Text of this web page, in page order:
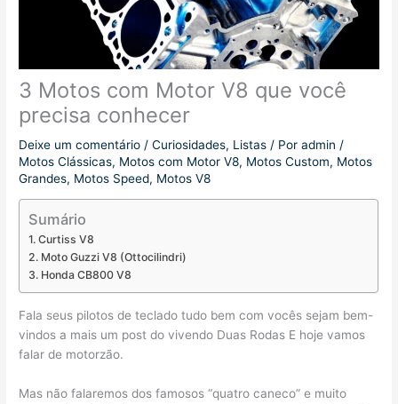
3 Motos com Motor V8 que você
precisa conhecer
Deixe um comentário /Curiosidades, Listas / Poradmin /
Motos Clássicas, Motos com Motor V8, Motos Custom, Motos
Grandes, Motos Speed, Motos V8
Sumário
Curtiss V8
Moto Guzzi V8 (Ottocilindri)
Honda CB800 V8
Fala seus pilotos de teclado tudo bem com vocês sejam bem-
vindos a mais um post do vivendo Duas Rodas E hoje vamos
falar de motorzão.
Mas não falaremos dos famosos “quatro caneco” e muito